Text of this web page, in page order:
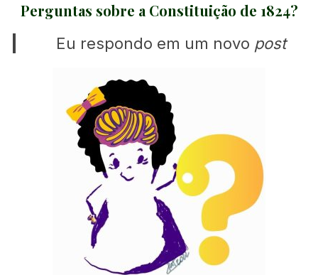
Perguntas sobre a Constituição de 1824?
Eu respondo em um novo post